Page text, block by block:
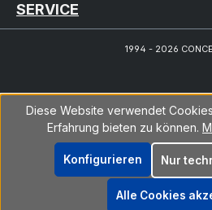
SERVICE
1994 - 2026
Diese Website verwendet
Erfahrung bieten zu können.
Nur
Konfigurieren
Alle Cookies